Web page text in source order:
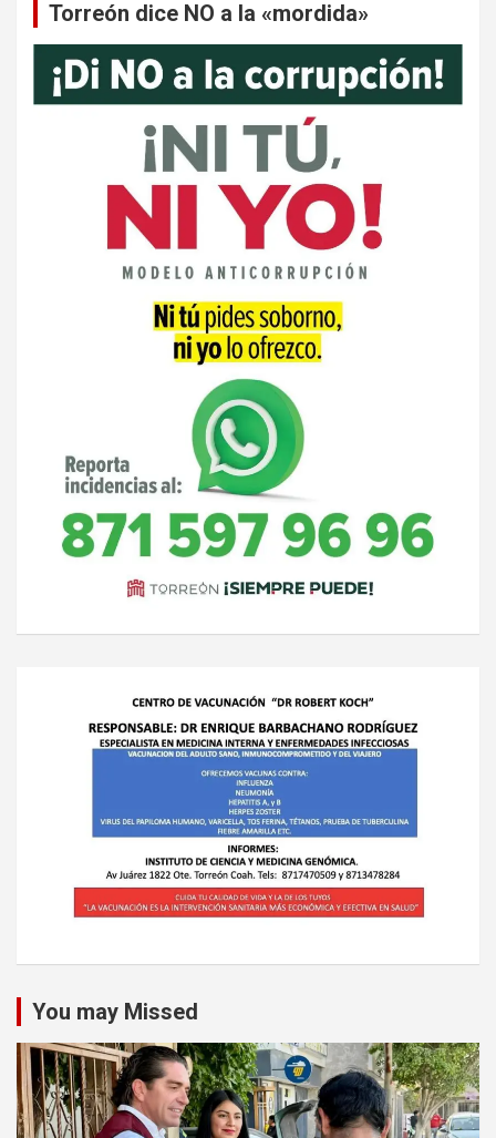
Torreón dice NO a la «mordida»
You may Missed